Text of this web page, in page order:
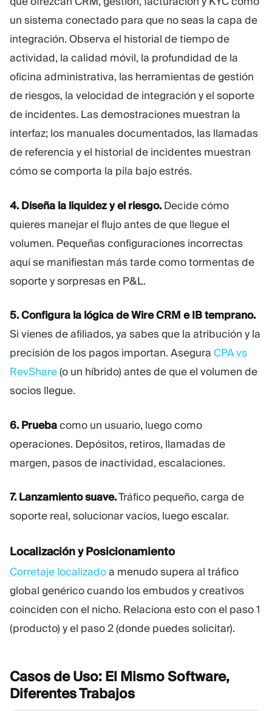
un sistema conectado para que no seas la capa de
integración. Observa el historial de tiempo de
actividad, la calidad móvil, la profundidad de la
oficina administrativa, las herramientas de gestión
de riesgos, la velocidad de integración y el soporte
de incidentes. Las demostraciones muestran la
interfaz; los manuales documentados, las llamadas
de referencia y el historial de incidentes muestran
cómo se comporta la pila bajo estrés.
4. Diseña la liquidez y el riesgo.Decide cómo
quieres manejar el flujo antes de que llegue el
volumen. Pequeñas configuraciones incorrectas
aquí se manifiestan más tarde como tormentas de
soporte y sorpresas en P&L.
5. Configura la lógica de Wire CRM e IB temprano.
Si vienes de afiliados, ya sabes que la atribución y la
precisión de los pagos importan. Asegura CPA vs
RevShare(o un híbrido) antes de que el volumen de
socios llegue.
6. Pruebacomo un usuario, luego como
operaciones. Depósitos, retiros, llamadas de
margen, pasos de inactividad, escalaciones.
7. Lanzamiento suave.Tráfico pequeño, carga de
soporte real, solucionar vacíos, luego escalar.
Localización y Posicionamiento
Corretaje localizadoa menudo supera al tráfico
global genérico cuando los embudos y creativos
coinciden con el nicho. Relaciona esto con el paso 1
(producto) y el paso 2 (donde puedes solicitar).
Casos de Uso: El Mismo Software,
DiferentesTrabajos